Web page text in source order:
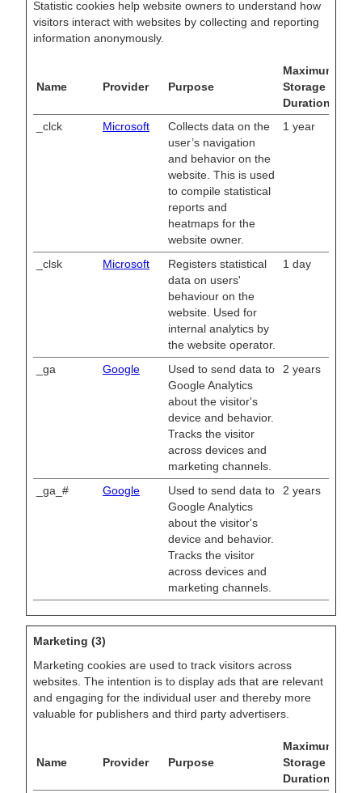
Statistic cookies help website owners to understand how
visitors interact with websites by collecting and reporting
information anonymously.
Name Provider Purpose
Maximum
Storage
Duration
_clck
Microsoft
Collects data on the
user’s navigation
and behavior on the
website. This is used
to compile statistical
reports and
heatmaps for the
website owner.
1 year
_clsk Microsoft
Registers statistical
data on users'
behaviour on the
website. Used for
internal analytics by
the website operator.
1 day
_ga Google
Used to send data to
Google Analytics
about the visitor's
device and behavior.
Tracks the visitor
across devices and
marketing channels.
2 years
_ga_# Google
Used to send data to
Google Analytics
about the visitor's
device and behavior.
Tracks the visitor
across devices and
marketing channels.
2 years
Marketing (3)
Marketing cookies are used to track visitors across
websites. The intention is to display ads that are relevant
and engaging for the individual user and thereby more
valuable for publishers and third party advertisers.
Name Provider Purpose
Maximum
Storage
Duration